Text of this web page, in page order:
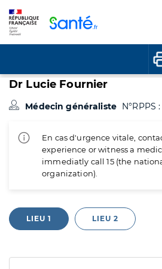
Dr Lucie Fournier
Médecin généraliste N°RPPS
En cas d'urgence vitale,
experience or witness a
immediatly call 15 (the
organization).
LIEU 1 LIEU 2